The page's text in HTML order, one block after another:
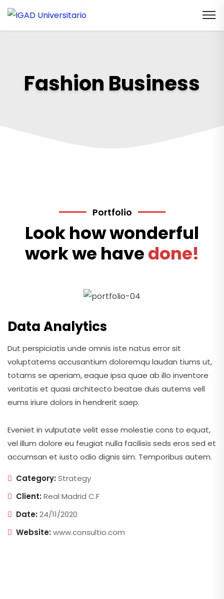
Fashion Business
Portfolio
Look how wonderful
work we havedone!
Data Analytics
Dut perspiciatis unde omnis iste natus error sit
voluptatems accusantium doloremqu laudan tiums ut,
totams se aperiam, eaque ipsa quae ab illo inventore
veritatis et quasi architecto beatae duis autems vell
eums iriure dolors in hendrerit saep.
Eveniet in vulputate velit esse molestie cons to equat,
vel illum dolore eu feugiat nulla facilisis seds eros sed et
accumsan et iusto odio dignis sim. Temporibus autem.
Category:Strategy
Client:Real Madrid C.F
Date:24/11/2020
Website:www.consultio.com